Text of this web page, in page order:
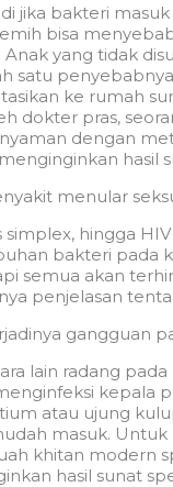
jika bakteri
bisa
yang tidak
satu
ke rumah
dokter pras,
dengan
hasil
menular
simplex, hingga
bakteri pada
semua akan
penjelasan
gangguan
lain radang
kepala
atau ujung
masuk.
khitan modern
hasil sunat